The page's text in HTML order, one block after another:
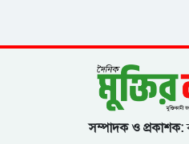
সম্পাদক ও প্রকাশক: